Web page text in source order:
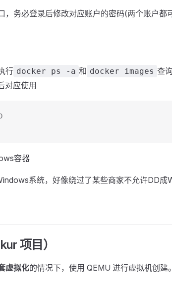
，务必登录后修改对应账户的密码(两个账户都
行 docker ps -a 和 docker images 查
对应使用
容器
系统，好像绕过了某些商家不允许DD成
项目）
虚拟化的情况下，使用 QEMU 进行虚拟机创建。